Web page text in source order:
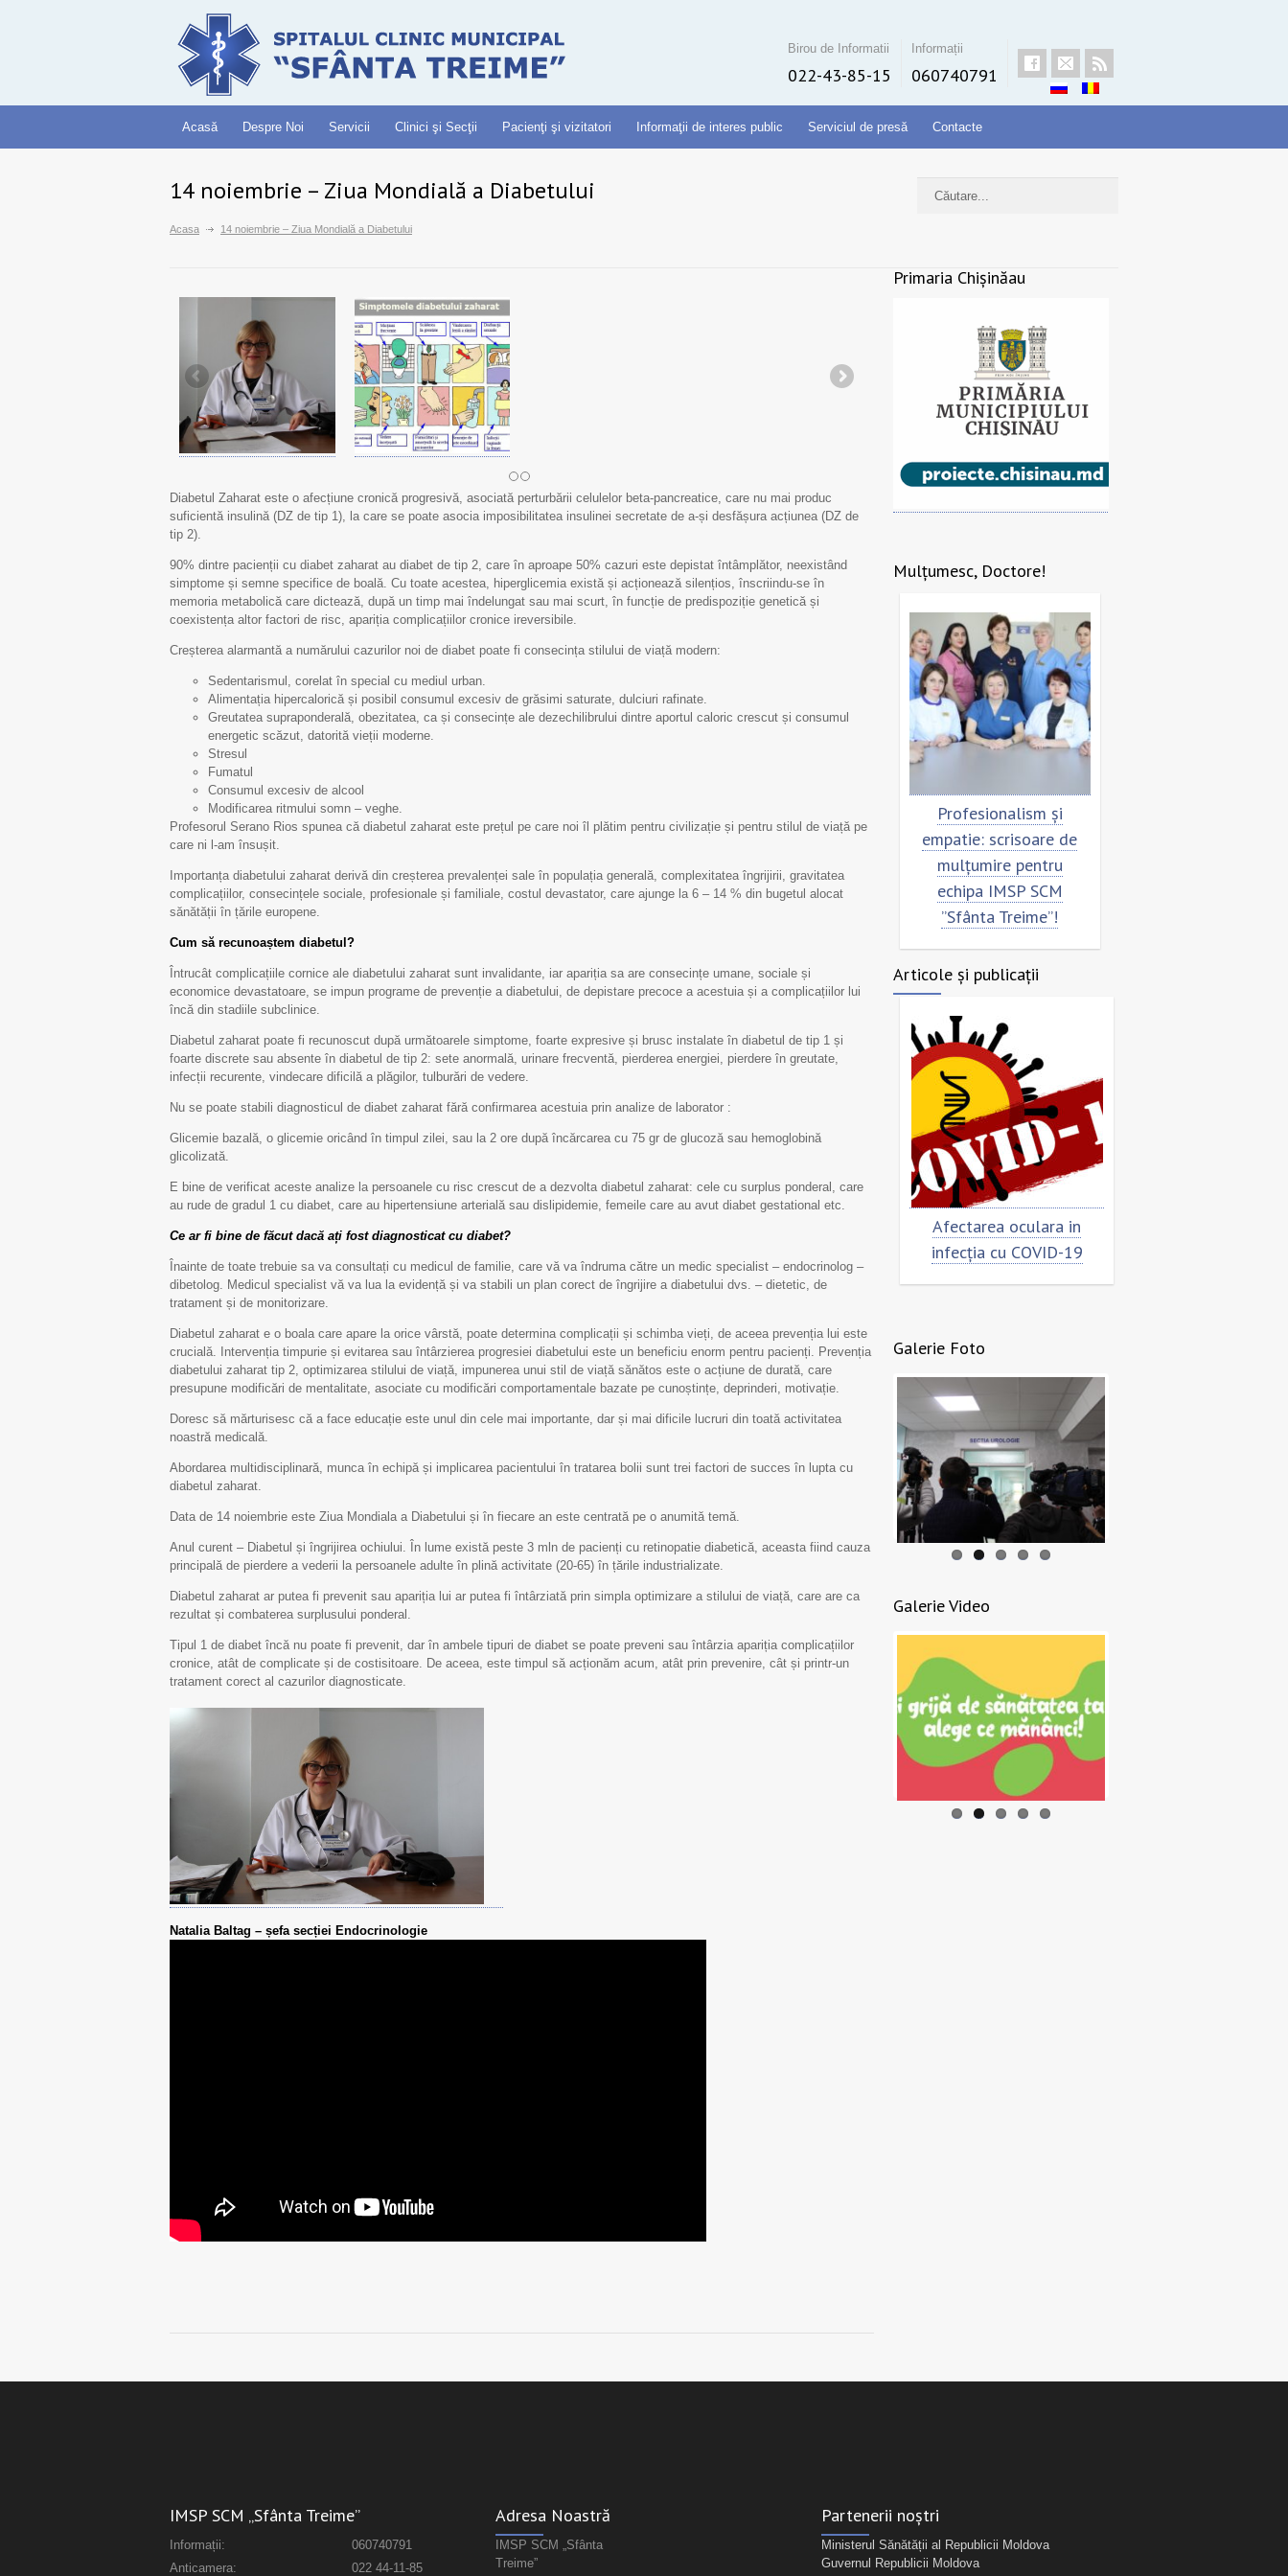
Birou de Informatii
022-43-85-15
Informații
060740791
Acasă Despre Noi Servicii Clinici şi Secţii Pacienţi şi vizitatori Informaţii de interes public Serviciul de presă Contacte
14 noiembrie – Ziua Mondială a Diabetului
Acasa 14 noiembrie – Ziua Mondială a Diabetului
Diabetul Zaharat este o afecțiune cronică progresivă, asociată perturbării celulelor beta-pancreatice, care nu mai produc
suficientă insulină (DZ de tip 1), la care se poate asocia imposibilitatea insulinei secretate de a-și desfășura acțiunea (DZ de
tip 2).
90% dintre pacienții cu diabet zaharat au diabet de tip 2, care în aproape 50% cazuri este depistat întâmplător, neexistând
simptome și semne specifice de boală. Cu toate acestea, hiperglicemia există și acționează silențios, înscriindu-se în
memoria metabolică care dictează, după un timp mai îndelungat sau mai scurt, în funcție de predispoziție genetică și
coexistența altor factori de risc, apariția complicațiilor cronice ireversibile.
Creșterea alarmantă a numărului cazurilor noi de diabet poate fi consecința stilului de viață modern:
Sedentarismul, corelat în special cu mediul urban.
Alimentația hipercalorică și posibil consumul excesiv de grăsimi saturate, dulciuri rafinate.
Greutatea supraponderală, obezitatea, ca și consecințe ale dezechilibrului dintre aportul caloric crescut și consumul
energetic scăzut, datorită vieții moderne.
Stresul
Fumatul
Consumul excesiv de alcool
Modificarea ritmului somn – veghe.
Profesorul Serano Rios spunea că diabetul zaharat este prețul pe care noi îl plătim pentru civilizație și pentru stilul de viață pe
care ni l-am însușit.
Importanța diabetului zaharat derivă din creșterea prevalenței sale în populația generală, complexitatea îngrijirii, gravitatea
complicațiilor, consecințele sociale, profesionale și familiale, costul devastator, care ajunge la 6 – 14 % din bugetul alocat
sănătății în țările europene.
Cum să recunoaștem diabetul?
Întrucât complicațiile cornice ale diabetului zaharat sunt invalidante, iar apariția sa are consecințe umane, sociale și
economice devastatoare, se impun programe de prevenție a diabetului, de depistare precoce a acestuia și a complicațiilor lui
încă din stadiile subclinice.
Diabetul zaharat poate fi recunoscut după următoarele simptome, foarte expresive și brusc instalate în diabetul de tip 1 și
foarte discrete sau absente în diabetul de tip 2: sete anormală, urinare frecventă, pierderea energiei, pierdere în greutate,
infecții recurente, vindecare dificilă a plăgilor, tulburări de vedere.
Nu se poate stabili diagnosticul de diabet zaharat fără confirmarea acestuia prin analize de laborator :
Glicemie bazală, o glicemie oricând în timpul zilei, sau la 2 ore după încărcarea cu 75 gr de glucoză sau hemoglobină
glicolizată.
E bine de verificat aceste analize la persoanele cu risc crescut de a dezvolta diabetul zaharat: cele cu surplus ponderal, care
au rude de gradul 1 cu diabet, care au hipertensiune arterială sau dislipidemie, femeile care au avut diabet gestational etc.
Ce ar fi bine de făcut dacă ați fost diagnosticat cu diabet?
Înainte de toate trebuie sa va consultați cu medicul de familie, care vă va îndruma către un medic specialist – endocrinolog –
dibetolog. Medicul specialist vă va lua la evidență și va stabili un plan corect de îngrijire a diabetului dvs. – dietetic, de
tratament și de monitorizare.
Diabetul zaharat e o boala care apare la orice vârstă, poate determina complicații și schimba vieți, de aceea prevenția lui este
crucială. Intervenția timpurie și evitarea sau întârzierea progresiei diabetului este un beneficiu enorm pentru pacienți. Prevenția
diabetului zaharat tip 2, optimizarea stilului de viață, impunerea unui stil de viață sănătos este o acțiune de durată, care
presupune modificări de mentalitate, asociate cu modificări comportamentale bazate pe cunoștințe, deprinderi, motivație.
Doresc să mărturisesc că a face educație este unul din cele mai importante, dar și mai dificile lucruri din toată activitatea
noastră medicală.
Abordarea multidisciplinară, munca în echipă și implicarea pacientului în tratarea bolii sunt trei factori de succes în lupta cu
diabetul zaharat.
Data de 14 noiembrie este Ziua Mondiala a Diabetului și în fiecare an este centrată pe o anumită temă.
Anul curent – Diabetul și îngrijirea ochiului. În lume există peste 3 mln de pacienți cu retinopatie diabetică, aceasta fiind cauza
principală de pierdere a vederii la persoanele adulte în plină activitate (20-65) în țările industrializate.
Diabetul zaharat ar putea fi prevenit sau apariția lui ar putea fi întârziată prin simpla optimizare a stilului de viață, care are ca
rezultat și combaterea surplusului ponderal.
Tipul 1 de diabet încă nu poate fi prevenit, dar în ambele tipuri de diabet se poate preveni sau întârzia apariția complicațiilor
cronice, atât de complicate și de costisitoare. De aceea, este timpul să acționăm acum, atât prin prevenire, cât și printr-un
tratament corect al cazurilor diagnosticate.
Natalia Baltag – șefa secției Endocrinologie
Primaria Chișinăau
Mulțumesc, Doctore!
pentru Echipa IMSP
pentru Echipa IMSP
Profesionalism și
empatie: scrisoare de
mulțumire pentru
echipa IMSP SCM
”Sfânta Treime”!
Articole și publicații
29 septembrie - Ziua
Afectarea oculara in
infecția cu COVID-19
Galerie Foto
Galerie Video
IMSP SCM „Sfânta Treime”
Informații:
060740791
Anticamera:
022 44-11-85
Adresa Noastră
IMSP SCM „Sfânta
Treime”
Partenerii noștri
Ministerul Sănătății al Republicii Moldova
Guvernul Republicii Moldova